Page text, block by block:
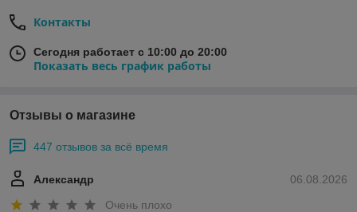
Контакты
Сегодня работает с 10:00 до 20:00
Показать весь график работы
Отзывы о магазине
447 отзывов за всё время
06.08.2026
Александр
Очень плохо